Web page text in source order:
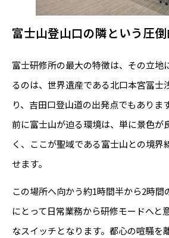
富士山登山口の隣という圧
富士研修所の最大の特徴は、その立地
るのは、世界遺産である北口本宮冨士
り、吉田口登山道の出発点でもありま
前に富士山が迫る環境は、単に景色が
く、ここが聖域である富士山との境界
せます。
この場所へ向かう約1時間半から2時間
にとって日常業務から研修モードへと
なスイッチとなります。都心の喧騒を